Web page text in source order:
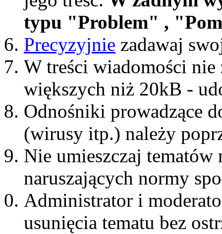
typu "Problem" ,
Precyzyjnie zadawaj
W treści wiadomości
większych niż 20kB -
Odnośniki prowadzące
(wirusy itp.) należy
Nie umieszczaj
naruszających normy
Administrator i
usunięcia tematu bez